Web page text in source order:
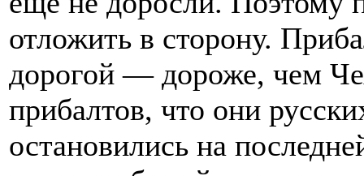
отложить в сторону.
дорогой — дороже, чем
прибалтов, что они
остановились на